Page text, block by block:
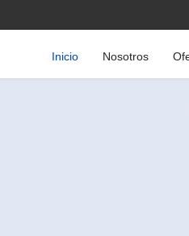
Inicio Nosotros